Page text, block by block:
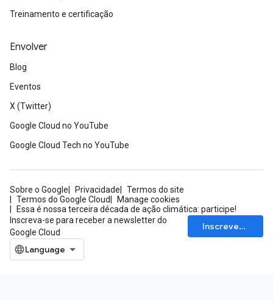
Treinamento e certificação
Envolver
Blog
Eventos
X (Twitter)
Google Cloud no YouTube
Google Cloud Tech no YouTube
Sobre o Google Privacidade
Termos do site
Termos do Google Cloud
Manage cookies
Essa é nossa terceira década de ação climática: participe!
Inscreva-se para receber a newsletter do
Google Cloud
Inscrever-se